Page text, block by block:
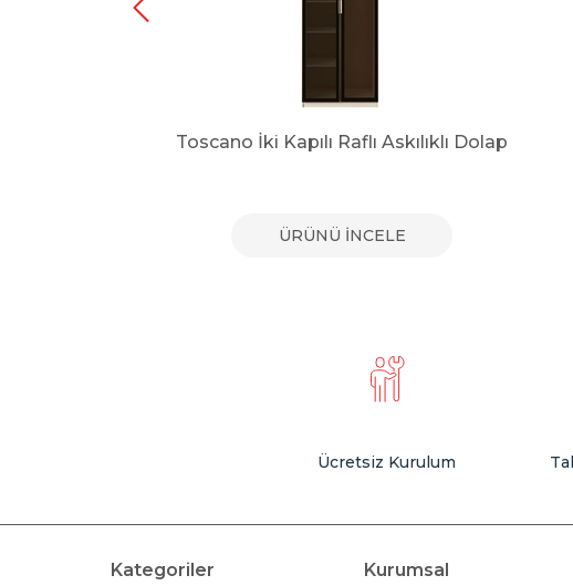
Toscano İki Kapılı Raflı Askılıklı Dolap
ÜRÜNÜ İNCELE
Ücretsiz Kurulum
Kategoriler Kurumsal